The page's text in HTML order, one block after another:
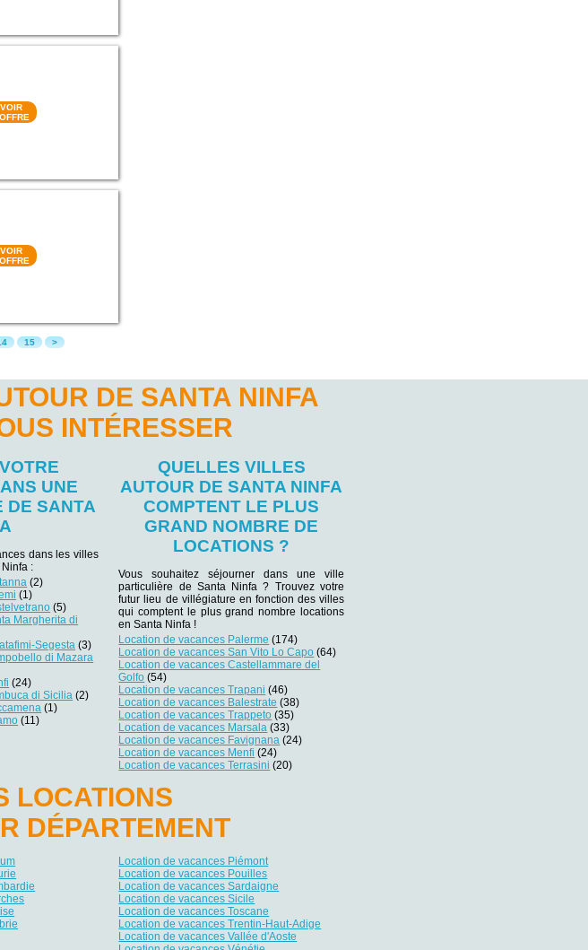
VOIR
VOIR
15 >
DE SANTA NINFA
INTÉRESSER
UNE
DE SANTA
dans les villes
:
(2)
(1)
(5)
Margherita di
Segesta (3)
di Mazara
(24)
di Sicilia (2)
(1)
(11)
QUELLES VILLES
AUTOUR DE SANTA NINFA
COMPTENT LE PLUS
GRAND NOMBRE DE
LOCATIONS ?
Vous souhaitez séjourner dans une ville
particulière de Santa Ninfa ? Trouvez votre
futur lieu de villégiature en fonction des villes
qui comptent le plus grand nombre locations
en Santa Ninfa !
Location de vacances Palerme (174)
Location de vacances San Vito Lo Capo (64)
Location de vacances Castellammare del
Golfo (54)
Location de vacances Trapani (46)
Location de vacances Balestrate (38)
Location de vacances Trappeto (35)
Location de vacances Marsala (33)
Location de vacances Favignana (24)
Location de vacances Menfi (24)
Location de vacances Terrasini (20)
LOCATIONS
DÉPARTEMENT
Location de vacances Piémont
Location de vacances Pouilles
Location de vacances Sardaigne
Location de vacances Sicile
Location de vacances Toscane
Location de vacances Trentin-Haut-Adige
Location de vacances Vallée d'Aoste